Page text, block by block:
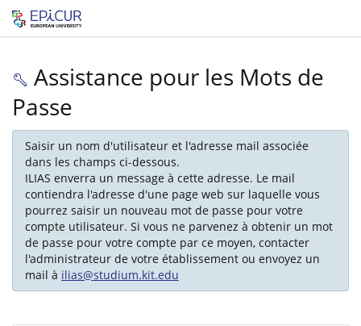
Assistance pour les Mots de
Passe
Saisir un nom d'utilisateur et l'adresse mail associée
dans les champs ci-dessous.
ILIAS enverra un message à cette adresse. Le mail
contiendra l'adresse d'une page web sur laquelle vous
pourrez saisir un nouveau mot de passe pour votre
compte utilisateur. Si vous ne parvenez à obtenir un mot
de passe pour votre compte par ce moyen, contacter
l'administrateur de votre établissement ou envoyez un
mail à ilias@studium.kit.edu